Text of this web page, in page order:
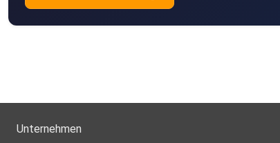
Unternehmen